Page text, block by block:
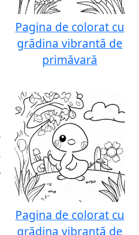
Pagina de colorat cu
grădina vibrantă de
primăvară
Pagina de colorat cu
grădina vibrantă de